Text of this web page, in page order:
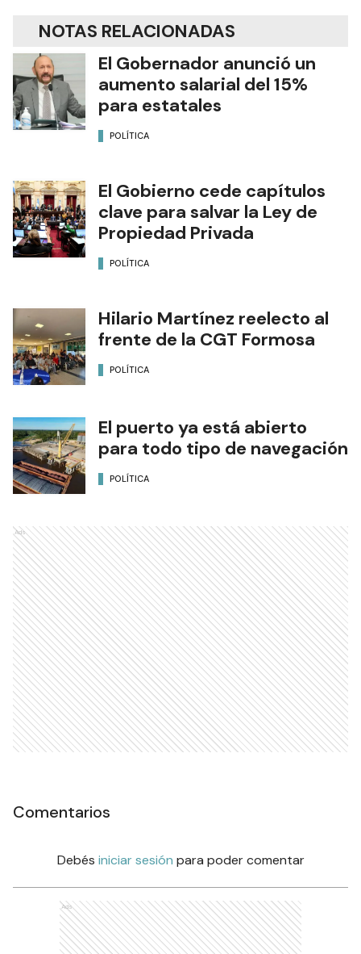
NOTAS RELACIONADAS
El Gobernador anunció un
aumento salarial del 15%
para estatales
POLÍTICA
El Gobierno cede capítulos
clave para salvar la Ley de
Propiedad Privada
POLÍTICA
Hilario Martínez reelecto al
frente de la CGT Formosa
POLÍTICA
El puerto ya está abierto
para todo tipo de navegación
POLÍTICA
Ads
Comentarios
Debés iniciar sesión para poder comentar
Ads